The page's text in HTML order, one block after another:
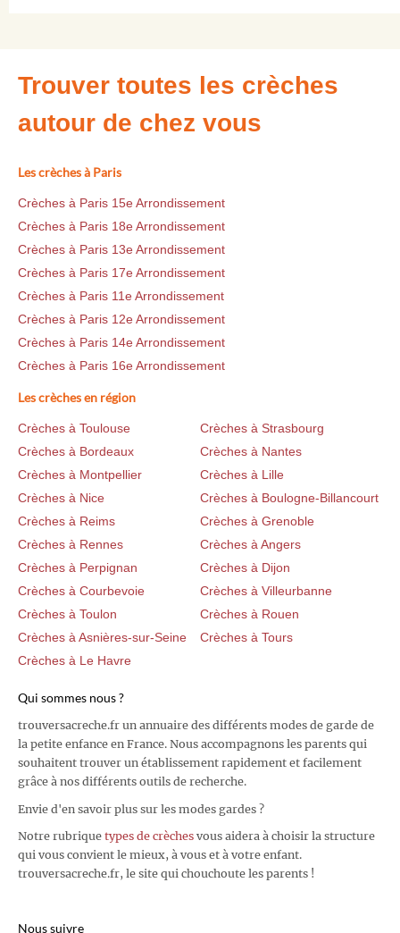
Trouver toutes les crèches
autour de chez vous
Les crèches à Paris
Crèches à Paris 15e Arrondissement
Crèches à Paris 18e Arrondissement
Crèches à Paris 13e Arrondissement
Crèches à Paris 17e Arrondissement
Crèches à Paris 11e Arrondissement
Crèches à Paris 12e Arrondissement
Crèches à Paris 14e Arrondissement
Crèches à Paris 16e Arrondissement
Les crèches en région
Crèches à Toulouse
Crèches à Strasbourg
Crèches à Bordeaux
Crèches à Nantes
Crèches à Montpellier
Crèches à Lille
Crèches à Nice
Crèches à Boulogne-Billancourt
Crèches à Reims
Crèches à Grenoble
Crèches à Rennes
Crèches à Angers
Crèches à Perpignan
Crèches à Dijon
Crèches à Courbevoie
Crèches à Villeurbanne
Crèches à Toulon
Crèches à Rouen
Crèches à Asnières-sur-Seine
Crèches à Tours
Crèches à Le Havre
Qui sommes nous ?
trouversacreche.fr un annuaire des différents modes de garde de
la petite enfance en France. Nous accompagnons les parents qui
souhaitent trouver un établissement rapidement et facilement
grâce à nos différents outils de recherche.
Envie d'en savoir plus sur les modes gardes ?
Notre rubrique types de crèches vous aidera à choisir la structure
qui vous convient le mieux, à vous et à votre enfant.
trouversacreche.fr, le site qui chouchoute les parents !
Nous suivre